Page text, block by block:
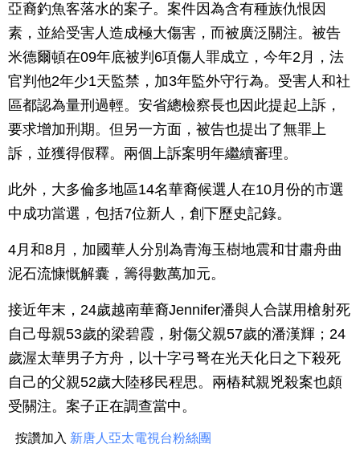
亞裔釣魚客落水的案子。案件因為含有種族仇恨因
素，並給受害人造成極大傷害，而被廣泛關注。被告
米德爾頓在09年底被判6項傷人罪成立，今年2月，法
官判他2年少1天監禁，加3年監外守行為。受害人和社
區都認為量刑過輕。安省總檢察長也因此提起上訴，
要求增加刑期。但另一方面，被告也提出了無罪上
訴，並獲得假釋。兩個上訴案明年繼續審理。
此外，大多倫多地區14名華裔候選人在10月份的市選
中成功當選，包括7位新人，創下歷史記錄。
4月和8月，加國華人分別為青海玉樹地震和甘肅舟曲
泥石流慷慨解囊，籌得數萬加元。
接近年末，24歲越南華裔Jennifer潘與人合謀用槍射死
自己母親53歲的梁碧霞，射傷父親57歲的潘漢輝；24
歲渥太華男子方舟，以十字弓弩在光天化日之下殺死
自己的父親52歲大陸移民程思。兩樁弒親兇殺案也頗
受關注。案子正在調查當中。
按讚加入 新唐人亞太電視台粉絲團